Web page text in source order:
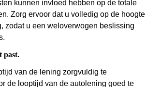
kunnen invloed hebben op de totale
Zorg ervoor dat u volledig op de hoogte
zodat u een weloverwogen beslissing
past.
van de lening zorgvuldig te
de looptijd van de autolening goed te